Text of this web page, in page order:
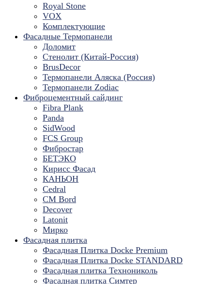
Royal Stone
VOX
Комплектующие
Фасадные Термопанели
Доломит
Стенолит (Китай-Россия)
BrusDecor
Термопанели Аляска (Россия)
Термопанели Zodiac
Фиброцементный сайдинг
Fibra Plank
Panda
SidWood
FCS Group
Фибростар
БЕТЭКО
Кирисс Фасад
КАНЬОН
Cedral
CM Bord
Decover
Latonit
Мирко
Фасадная плитка
Фасадная Плитка Docke Premium
Фасадная Плитка Docke STANDARD
Фасадная плитка Технониколь
Фасадная плитка Симтер